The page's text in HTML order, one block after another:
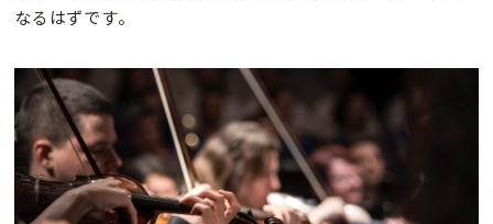
なるはずです。